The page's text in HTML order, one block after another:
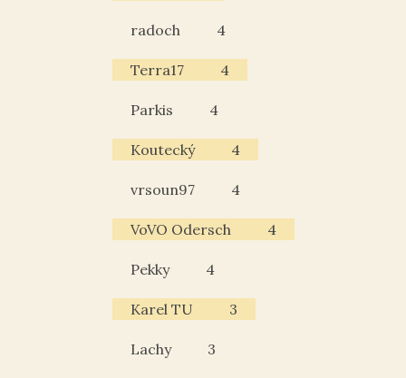
radoch 4
Terra17 4
Parkis 4
Koutecký 4
vrsoun97 4
VoVO Odersch 4
Pekky 4
Karel TU 3
Lachy 3